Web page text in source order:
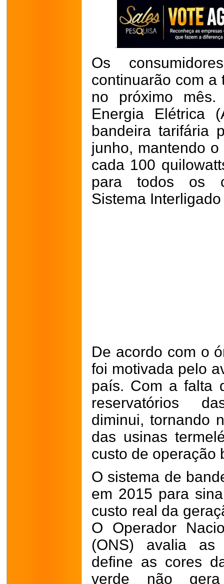
Os
continuarão com a
no próximo
Energia Elétrica
bandeira tarifária
junho, mantendo
cada 100
para todos os
Sistema
De acordo com o
foi motivada pelo
país. Com a falta
reservatórios
diminui, tornando
das usinas
custo de operação
O sistema de
em 2015 para
custo real da
O Operador
(ONS) avalia as
define as cores
verde não gera